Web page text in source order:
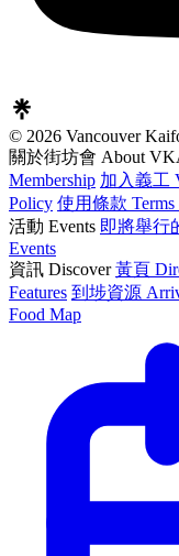
© 2026 Vancouver
關於街坊會 About
Membership 加入義工
Policy 使用條款 Terms
活動 Events 即將舉行
Events
資訊 Discover 黃頁
Features 到埗資源
Food Map